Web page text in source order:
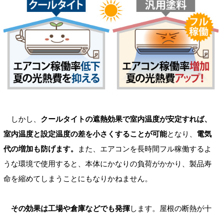
しかし、 クールタイトの遮熱効果で室内温度が安定すれば、
室内温度と設定温度の差を小さくすることが可能となり、 電気
代の増加も防げます。
また、エアコンを長時間フル稼働するよ
うな環境で使用すると、本体にかなりの負荷がかかり、製品寿
命を縮めてしまうことにもなりかねません。
その効果は工場や倉庫などでも発揮します。屋根の断熱が十